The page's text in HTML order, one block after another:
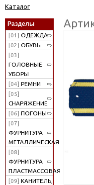
Каталог
Разделы
[01] ОДЕЖДА
[02] ОБУВЬ
[03]
ГОЛОВНЫЕ
УБОРЫ
[04] РЕМНИ
[05]
СНАРЯЖЕНИЕ
[06] ПОГОНЫ
[07]
ФУРНИТУРА
МЕТАЛЛИЧЕСКАЯ
[08]
ФУРНИТУРА
ПЛАСТМАССОВАЯ
[09] КАНИТЕЛЬ,